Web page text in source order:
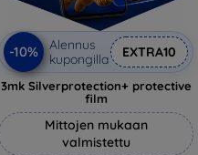
-10%
Alennus
kupongilla
EXTRA10
3mk Silverprotection+ protective
film
Mittojen mukaan
valmistettu